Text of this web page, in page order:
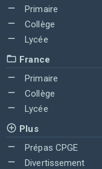
Primaire
Collège
Lycée
France
Primaire
Collège
Lycée
Plus
Prépas CPGE
Divertissement